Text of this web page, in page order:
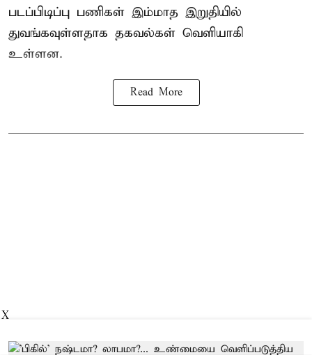
படப்பிடிப்பு பணிகள் இம்மாத இறுதியில்
துவங்கவுள்ளதாக தகவல்கள் வெளியாகி
உள்ளன.
Read More
X